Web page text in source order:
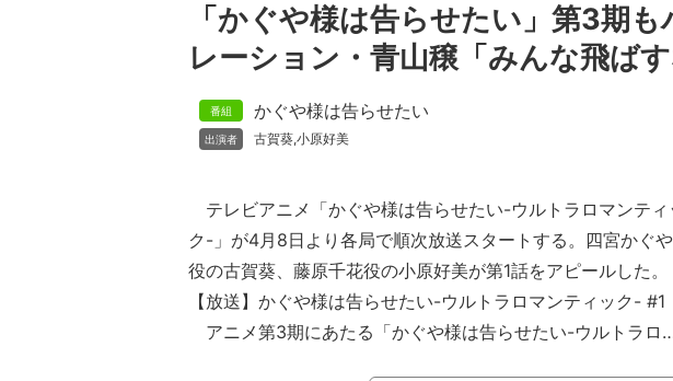
「かぐや様は告らせたい」第3期
レーション・青山穣「みんな飛ばす
かぐや様は告らせたい
古賀葵,小原好美
テレビアニメ「かぐや様は告らせたい-ウルトラロマンティ
ク-」が4月8日より各局で順次放送スタートする。四宮かぐや
役の古賀葵、藤原千花役の小原好美が第1話をアピールした。
【放送】かぐや様は告らせたい-ウルトラロマンティック- #1
アニメ第3期にあたる「かぐや様は告らせたい-ウルトラロ